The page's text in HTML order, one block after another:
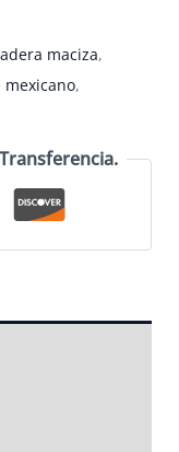
maciza,
mexicano,